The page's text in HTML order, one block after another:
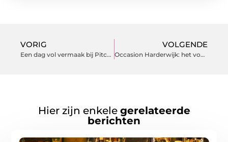
VORIG
Een dag vol vermaak bij Pitch en Putt Strand Horst
VOLGENDE
Occasion Harderwijk: het voordeel van een tweedehands auto
Hier zijn enkele gerelateerde
berichten